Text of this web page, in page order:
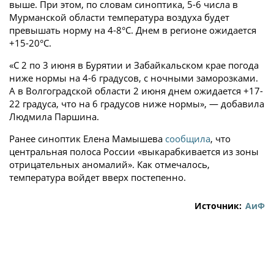
выше. При этом, по словам синоптика, 5-6 числа в
Мурманской области температура воздуха будет
превышать норму на 4-8°C. Днем в регионе ожидается
+15-20°C.
«С 2 по 3 июня в Бурятии и Забайкальском крае погода
ниже нормы на 4-6 градусов, с ночными заморозками.
А в Волгоградской области 2 июня днем ожидается +17-
22 градуса, что на 6 градусов ниже нормы», — добавила
Людмила Паршина.
Ранее синоптик Елена Мамышева сообщила, что
центральная полоса России «выкарабкивается из зоны
отрицательных аномалий». Как отмечалось,
температура войдет вверх постепенно.
Источник: АиФ